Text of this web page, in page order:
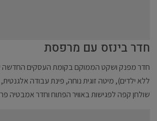
חדר בינזס עם מרפסת
ללא ילדים), מיטה זוגית נוחה, פינת עבודה
שולחן קפה לפגישות באוויר הפתוח וחדר אמבטיה